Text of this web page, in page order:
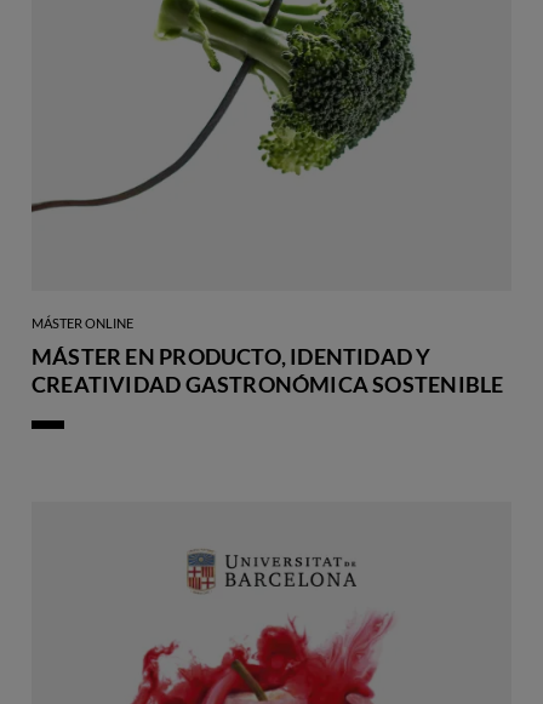
MÁSTER ONLINE
MÁSTER EN PRODUCTO, IDENTIDAD Y
CREATIVIDAD GASTRONÓMICA SOSTENIBLE